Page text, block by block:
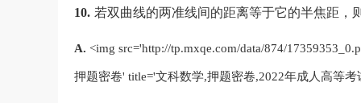
10. 若双曲线的两准线间的距离等于它的半焦距，
A. <img src='http://tp.mxqe.com/data/874/
押题密卷' title='文科数学,押题密卷,2022年成人高等